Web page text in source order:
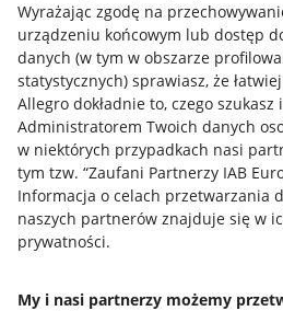
Wyrażając zgodę na
urządzeniu końcowym lub dostęp
danych (w tym w obszarze
statystycznych) sprawiasz, że
Allegro dokładnie to, czego
Administratorem Twoich danych
w niektórych przypadkach nasi
tym tzw. “Zaufani Partnerzy IAB
Informacja o celach przetwarzania
naszych partnerów znajduje się w
prywatności.
My i nasi partnerzy możemy
Przydatne informacje
Jak to działa